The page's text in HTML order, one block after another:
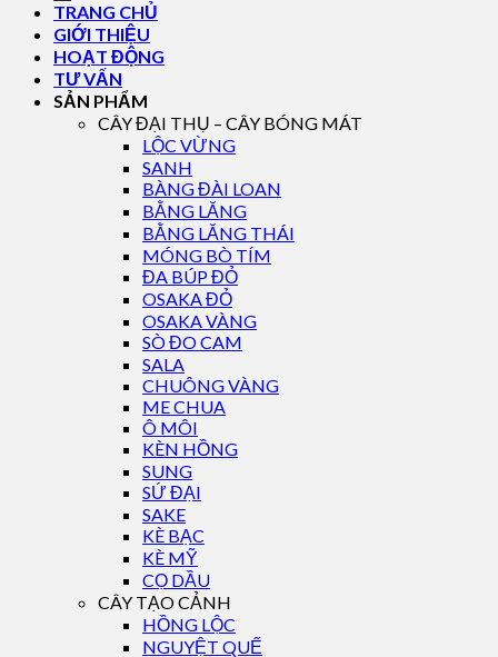
TRANG CHỦ
GIỚI THIỆU
HOẠT ĐỘNG
TƯ VẤN
SẢN PHẨM
CÂY ĐẠI THỤ – CÂY BÓNG MÁT
LỘC VỪNG
SANH
BÀNG ĐÀI LOAN
BẰNG LĂNG
BẰNG LĂNG THÁI
MÓNG BÒ TÍM
ĐA BÚP ĐỎ
OSAKA ĐỎ
OSAKA VÀNG
SÒ ĐO CAM
SALA
CHUÔNG VÀNG
ME CHUA
Ô MÔI
KÈN HỒNG
SUNG
SỨ ĐẠI
SAKE
KÈ BẠC
KÈ MỸ
CỌ DẦU
CÂY TẠO CẢNH
HỒNG LỘC
NGUYỆT QUẾ